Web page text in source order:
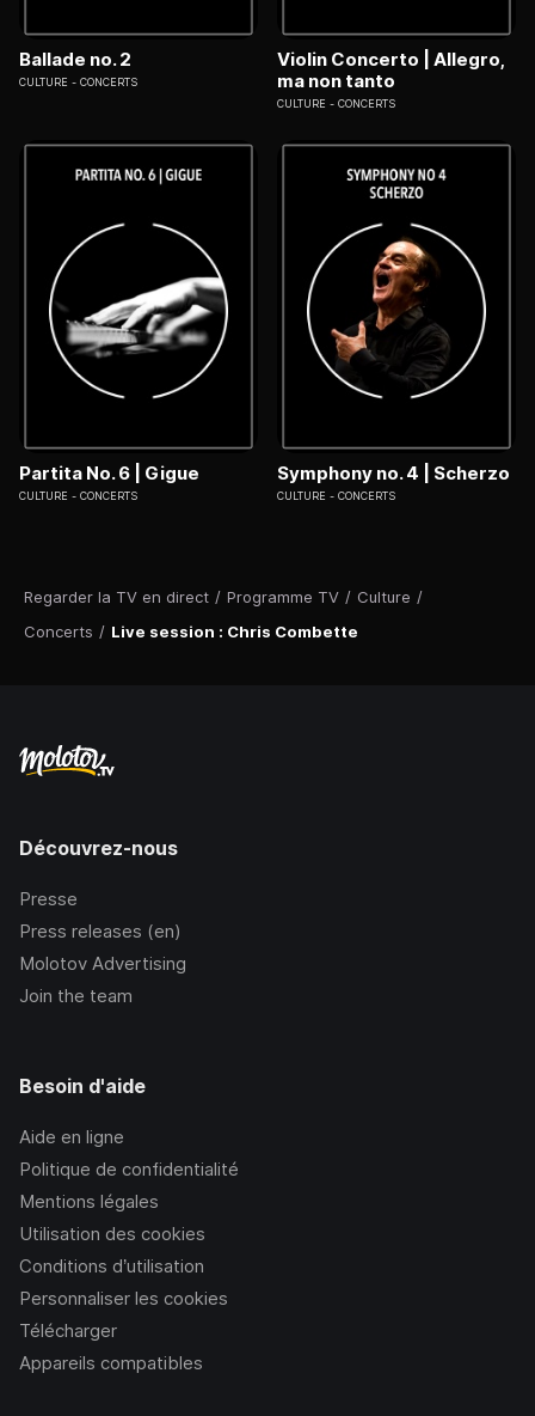
Regarder la TV en direct / Programme TV / Culture /
Concerts / Live session : Chris Combette
Ballade no. 2
CULTURE CONCERTS
Violin Concerto | Allegro,
ma non tanto
CULTURE CONCERTS
Partita No. 6 | Gigue
CULTURE CONCERTS
Symphony no. 4 | Scherzo
CULTURE CONCERTS
Découvrez-nous
Presse
Press releases (en)
Molotov Advertising
Join the team
Besoin d'aide
Aide en ligne
Politique de confidentialité
Mentions légales
Utilisation des cookies
Conditions d’utilisation
Personnaliser les cookies
Télécharger
Appareils compatibles